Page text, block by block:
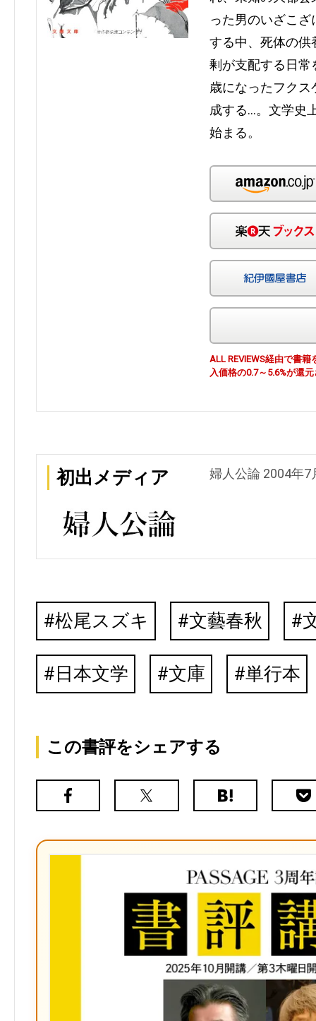
った男のいざこ
する中、死体の供
剰が支配する日常
歳になったフク
成する…。文学史
始まる。
ALL REVIEWS経由で書
入価格の0.7～5.6%が還
初出メディア 婦人公論 2004年7
松尾スズキ 文藝春秋
日本文学 文庫 単行本
この書評をシェアする
Facebook
X（旧
は
ク
マ
ー
ク